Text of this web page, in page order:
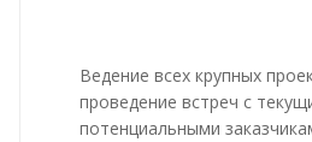
Ведение всех крупных
проведение встреч с
потенциальными